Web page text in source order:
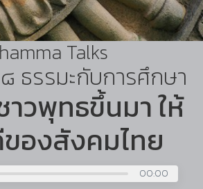
Talks
ธรรมะกับการศึกษา
วพุทธขึ้นมา ให้
องสังคมไทย
00:00